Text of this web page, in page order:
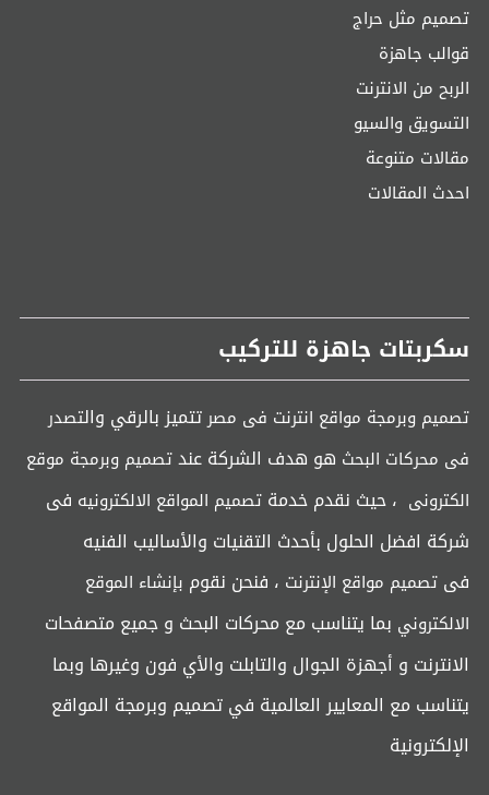
تصميم مثل حراج
قوالب جاهزة
الربح من الانترنت
التسويق والسيو
مقالات متنوعة
احدث المقالات
سكربتات جاهزة للتركيب
تصميم وبرمجة مواقع انترنت فى مصرتتميز بالرقي والتصدر
فى محركات البحث هو هدف الشركة عندتصميم وبرمجة موقع
الكترونى ، حيث نقدم خدمة تصميم المواقع الالكترونيه فى
شركة افضل الحلول بأحدث التقنيات والأساليب الفنيه
فى تصميم مواقع الإنترنت ، فنحن نقوم بإنشاء الموقع
الالكتروني بما يتناسب مع محركات البحث و جميع متصفحات
الانترنت و أجهزة الجوال والتابلت والأي فون وغيرها وبما
يتناسب مع المعايير العالمية في تصميم وبرمجة المواقع
الإلكترونية